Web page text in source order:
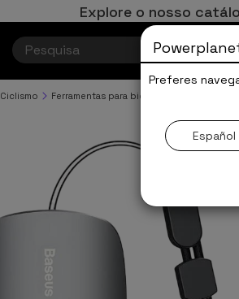
Explore o nosso
Ciclismo Ferramentas para bicicleta
Preferes
Español